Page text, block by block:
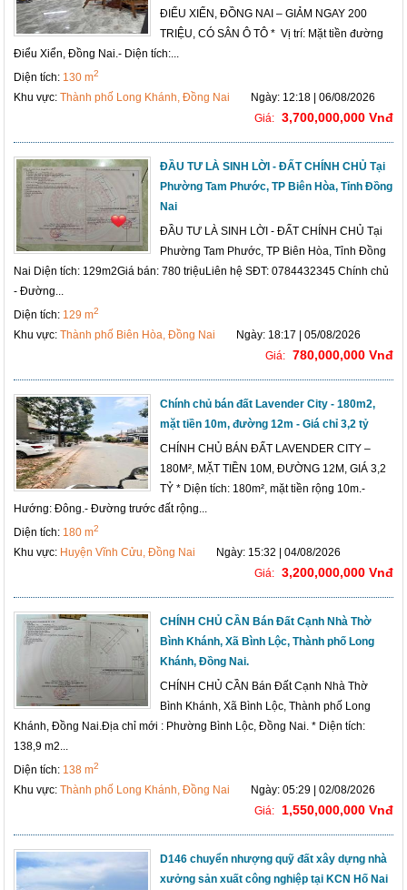
ĐIỂU XIỂN, ĐỒNG NAI – GIẢM NGAY 200
TRIỆU, CÓ SÂN Ô TÔ * Vị trí: Mặt tiền đường
Điểu Xiển, Đồng Nai.- Diện tích:...
Diện tích: 130 m2
Khu vực:Thành phố Long Khánh, Đồng Nai
Ngày: 12:18 | 06/08/2026
Giá: 3,700,000,000 Vnđ
ĐẦU TƯ LÀ SINH LỜI - ĐẤT CHÍNH CHỦ Tại
Phường Tam Phước, TP Biên Hòa, Tỉnh Đồng
Nai
ĐẦU TƯ LÀ SINH LỜI - ĐẤT CHÍNH CHỦ Tại
Phường Tam Phước, TP Biên Hòa, Tỉnh Đồng
Nai Diện tích: 129m2Giá bán: 780 triệuLiên hệ SĐT: 0784432345 Chính chủ
- Đường...
Diện tích: 129 m2
Khu vực:Thành phố Biên Hòa, Đồng Nai
Ngày: 18:17 | 05/08/2026
Giá: 780,000,000 Vnđ
Chính chủ bán đất Lavender City - 180m2,
mặt tiền 10m, đường 12m - Giá chỉ 3,2 tỷ
CHÍNH CHỦ BÁN ĐẤT LAVENDER CITY –
180M², MẶT TIỀN 10M, ĐƯỜNG 12M, GIÁ 3,2
TỶ * Diện tích: 180m², mặt tiền rộng 10m.-
Hướng: Đông.- Đường trước đất rộng...
Diện tích: 180 m2
Khu vực: Huyện Vĩnh Cửu, Đồng Nai
Ngày: 15:32 | 04/08/2026
Giá: 3,200,000,000 Vnđ
CHÍNH CHỦ CẦN Bán Đất Cạnh Nhà Thờ
Bình Khánh, Xã Bình Lộc, Thành phố Long
Khánh, Đồng Nai.
CHÍNH CHỦ CẦN Bán Đất Cạnh Nhà Thờ
Bình Khánh, Xã Bình Lộc, Thành phố Long
Khánh, Đồng Nai.Địa chỉ mới : Phường Bình Lộc, Đồng Nai. * Diện tích:
138,9 m2...
Diện tích: 138 m2
Khu vực:Thành phố Long Khánh, Đồng Nai
Ngày: 05:29 | 02/08/2026
Giá:
1,550,000,000 Vnđ
D146 chuyển nhượng quỹ đất xây dựng nhà
xưởng sản xuất công nghiệp tại KCN Hố Nai